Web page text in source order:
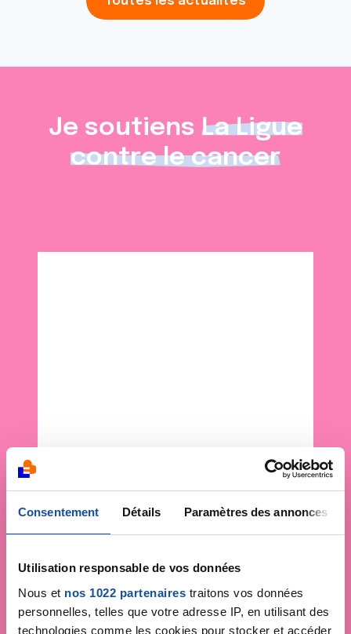
Consentement Détails Paramètres des annonces
Utilisation responsable de vos données
Nous et nos 1022 partenaires traitons vos données
personnelles, telles que votre adresse IP, en utilisant des
technologies comme les cookies pour stocker et accéder
Je soutiens La Ligue
contre le cancer